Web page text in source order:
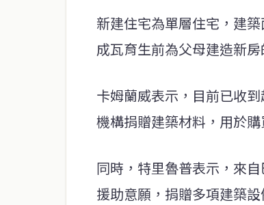
新建住宅為單層住宅，建
成瓦育生前為父母建造新
卡姆蘭威表示，目前已收
機構捐贈建築材料，用於
同時，特里魯普表示，來
援助意願，捐贈多項建築